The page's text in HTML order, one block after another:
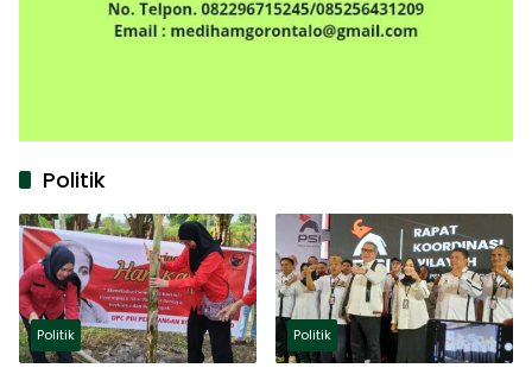
Politik
Politik Politik